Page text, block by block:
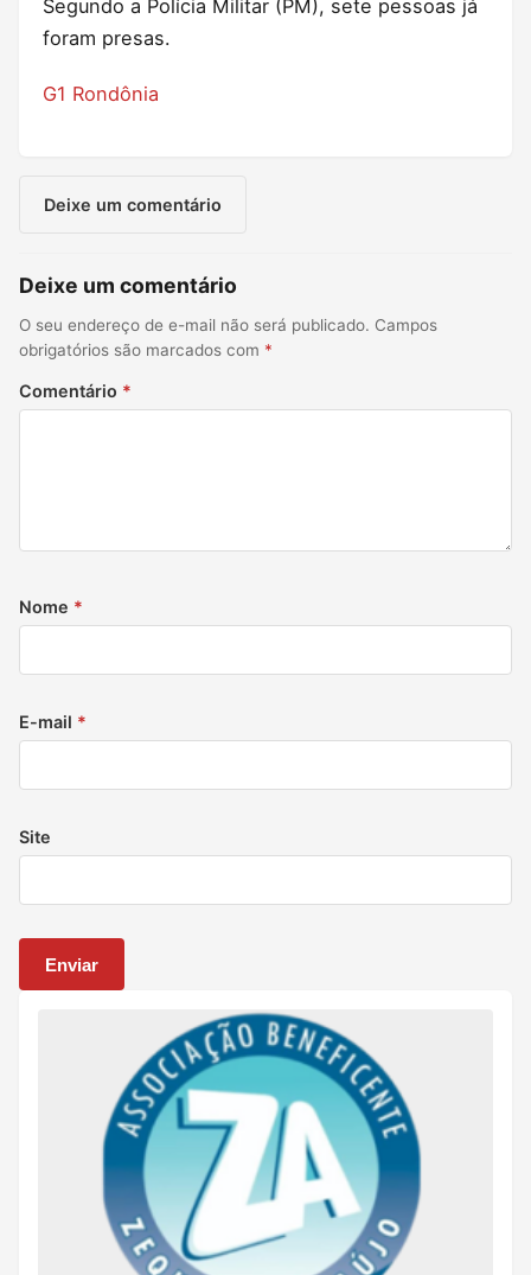
Segundo a Polícia Militar (PM), sete pessoas já
foram presas.
G1 Rondônia
Deixe um comentário
Deixe um comentário
O seu endereço de e-mail não será publicado. Campos
obrigatórios são marcados com *
Comentário *
Nome *
E-mail *
Site
Enviar